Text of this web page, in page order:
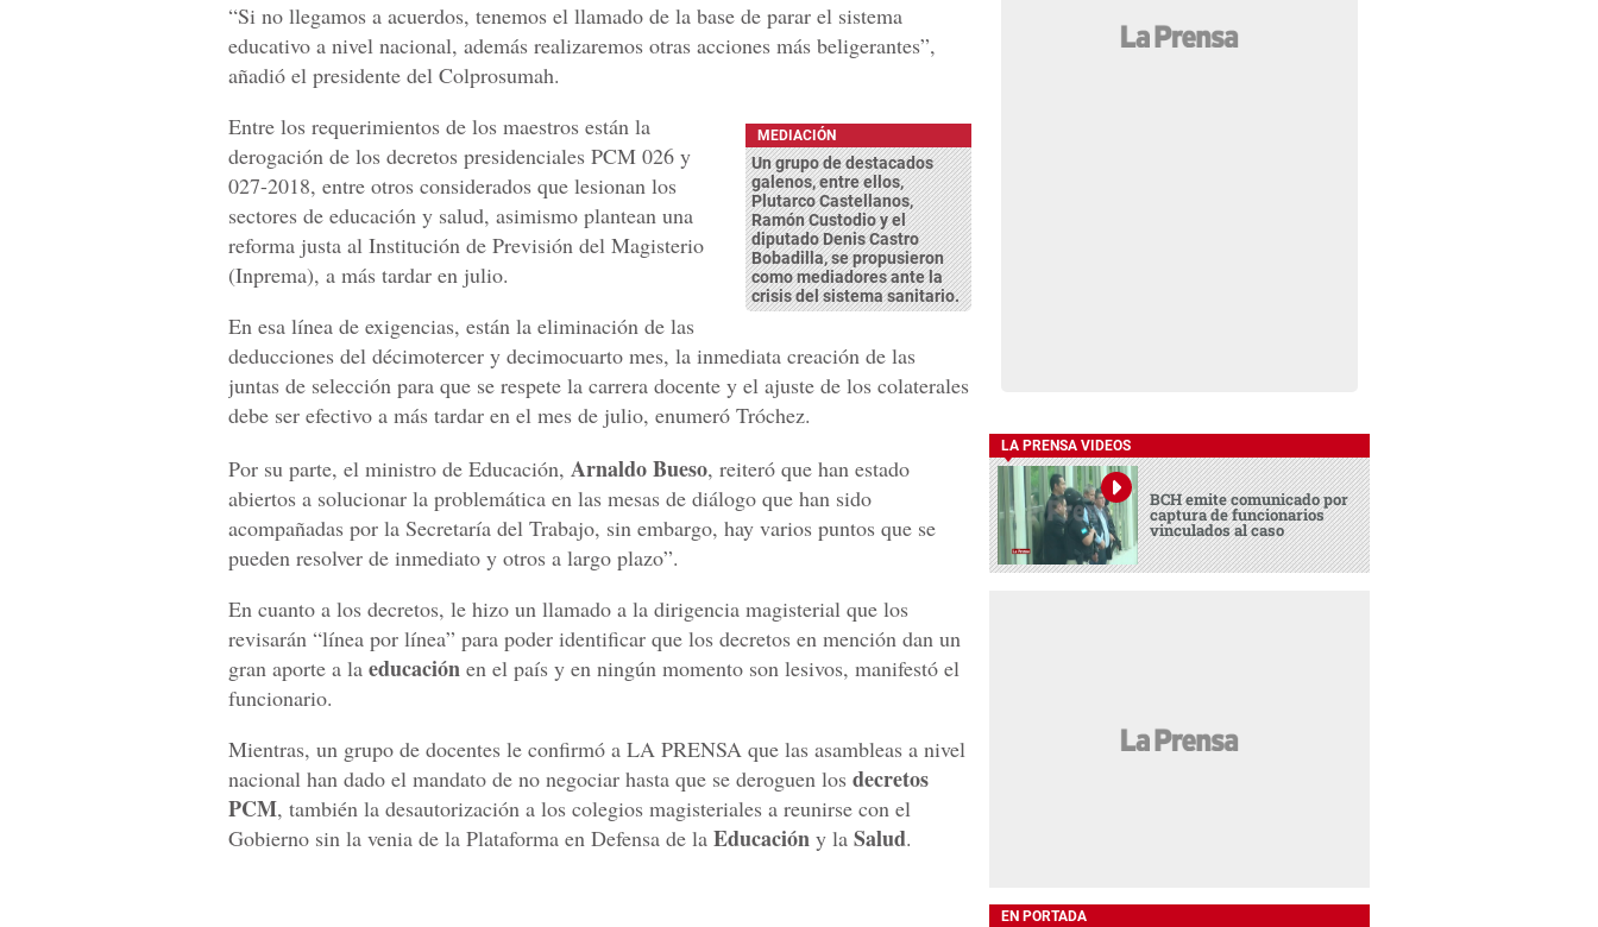
“Si no llegamos a acuerdos, tenemos el llamado de la base de parar el sistema
educativo a nivel nacional, además realizaremos otras acciones más beligerantes”,
añadió el presidente del Colprosumah.
MEDIACIÓN
Un grupo de destacados
galenos, entre ellos,
Plutarco Castellanos,
Ramón Custodio y el
diputado Denis Castro
Bobadilla, se propusieron
como mediadores ante la
crisis del sistema sanitario.
Entre los requerimientos de los maestros están la
derogación de los decretos presidenciales PCM 026 y
027-2018, entre otros considerados que lesionan los
sectores de educación y salud, asimismo plantean una
reforma justa al Institución de Previsión del Magisterio
(Inprema), a más tardar en julio.
En esa línea de exigencias, están la eliminación de las
deducciones del décimotercer y decimocuarto mes, la inmediata creación de las
juntas de selección para que se respete la carrera docente y el ajuste de los colaterales
debe ser efectivo a más tardar en el mes de julio, enumeró Tróchez.
Por su parte, el ministro de Educación, Arnaldo Bueso, reiteró que han estado
abiertos a solucionar la problemática en las mesas de diálogo que han sido
acompañadas por la Secretaría del Trabajo, sin embargo, hay varios puntos que se
pueden resolver de inmediato y otros a largo plazo”.
En cuanto a los decretos, le hizo un llamado a la dirigencia magisterial que los
revisarán “línea por línea” para poder identificar que los decretos en mención dan un
gran aporte a la educación en el país y en ningún momento son lesivos, manifestó el
funcionario.
Mientras, un grupo de docentes le confirmó a LA PRENSA que las asambleas a nivel
nacional han dado el mandato de no negociar hasta que se deroguen los decretos
PCM, también la desautorización a los colegios magisteriales a reunirse con el
Gobierno sin la venia de la Plataforma en Defensa de la Educación y la Salud.
LA PRENSA VIDEOS
BCH emite comunicado por
captura de funcionarios
vinculados al caso
EN PORTADA